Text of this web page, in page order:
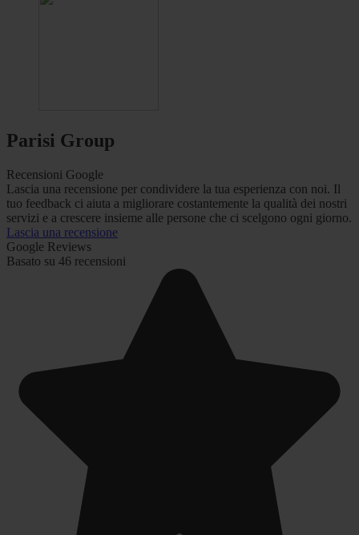
Parisi Group
Recensioni Google
Lascia una recensione per condividere la tua esperienza con noi. Il
tuo feedback ci aiuta a migliorare costantemente la qualità dei nostri
servizi e a crescere insieme alle persone che ci scelgono ogni giorno.
Lascia una recensione
Google Reviews
Basato su 46 recensioni